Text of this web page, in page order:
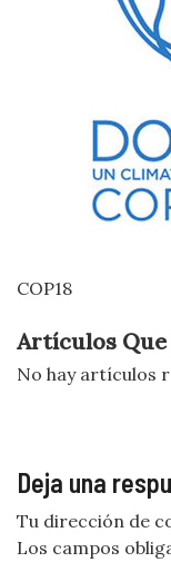
COP18
Artículos Que
No hay artículos
Deja una
Tu dirección de
Los campos